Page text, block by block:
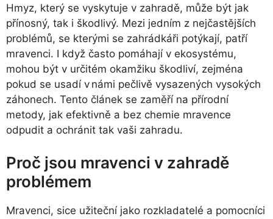
Hmyz, který se vyskytuje v zahradě, může být jak
přínosný, tak i škodlivý. Mezi jedním z nejčastějších
problémů, se kterými se zahrádkáři potýkají, patří
mravenci. I když často pomáhají v ekosystému,
mohou být v určitém okamžiku škodliví, zejména
pokud se usadí v námi pečlivě vysazených vysokých
záhonech. Tento článek se zaměří na přírodní
metody, jak efektivně a bez chemie mravence
odpudit a ochránit tak vaši zahradu.
Proč jsou mravenci v zahradě
problémem
Mravenci, sice užiteční jako rozkladatelé a pomocníci